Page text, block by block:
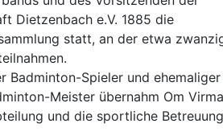
Dietzenbach e.V. 1885 die
statt, an der etwa
Badminton-Spieler und ehemaliger
Meister übernahm Om
und die sportliche